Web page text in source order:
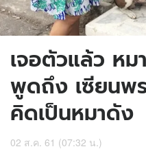
เจอตัวแล้ว หม
พูดถึง เซียนพร
คิดเป็นหมาดัง
02 ส.ค. 61 (07:32 น.)